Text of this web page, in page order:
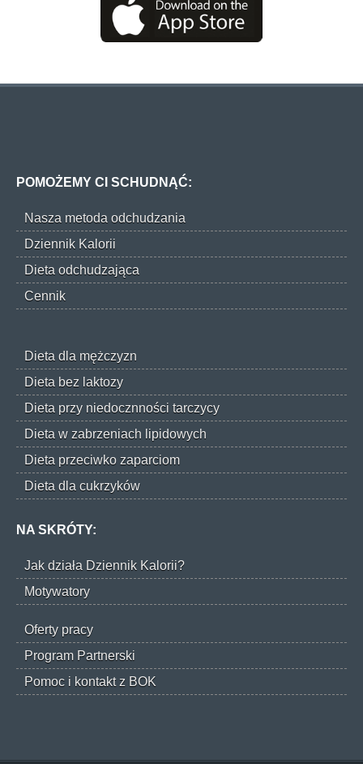
POMOŻEMY CI SCHUDNĄĆ:
Nasza metoda odchudzania
Dziennik Kalorii
Dieta odchudzająca
Cennik
Dieta dla mężczyzn
Dieta bez laktozy
Dieta przy niedocznności tarczycy
Dieta w zabrzeniach lipidowych
Dieta przeciwko zaparciom
Dieta dla cukrzyków
NA SKRÓTY:
Jak działa Dziennik Kalorii?
Motywatory
Oferty pracy
Program Partnerski
Pomoc i kontakt z BOK